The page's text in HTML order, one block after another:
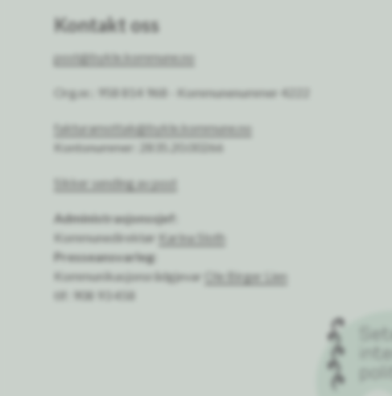
Kontakt oss
post@bykle.kommune.no
Org.nr.: 958 814 968 - Kommunenummer 4222
fakturamottak@bykle.kommune.no
Kontonummer: 2835.20.00266
Sikker sending av post
Administrasjonssjef:
Kommunedirektør Karina Sloth
Presseansvarleg:
Kommunikasjonsrådgjevar
Ole Birger Lien
tlf: 908 93 458